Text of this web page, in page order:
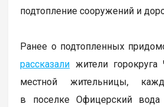
подтопление сооружений и
Ранее о подтопленных
рассказали жители
местной жительницы,
в поселке Офицерский